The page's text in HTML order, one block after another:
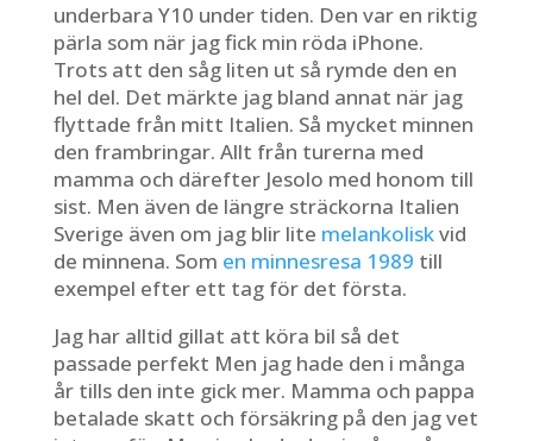
underbara Y10 under tiden. Den var en riktig
pärla som när jag fick min röda iPhone.
Trots att den såg liten ut så rymde den en
hel del. Det märkte jag bland annat när jag
flyttade från mitt Italien. Så mycket minnen
den frambringar. Allt från turerna med
mamma och därefter Jesolo med honom till
sist. Men även de längre sträckorna Italien
Sverige även om jag blir lite melankoliskvid
de minnena. Som en minnesresa 1989 till
exempel efter ett tag för det första.
Jag har alltid gillat att köra bil så det
passade perfekt Men jag hade den i många
år tills den inte gick mer. Mamma och pappa
betalade skatt och försäkring på den jag vet